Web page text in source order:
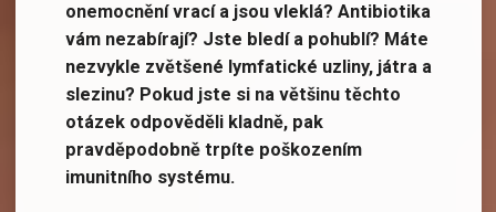
onemocnění vrací a jsou vleklá? Antibiotika
vám nezabírají? Jste bledí a pohublí? Máte
nezvykle zvětšené lymfatické uzliny, játra a
slezinu? Pokud jste si na většinu těchto
otázek odpověděli kladně, pak
pravděpodobně trpíte poškozením
imunitního systému.